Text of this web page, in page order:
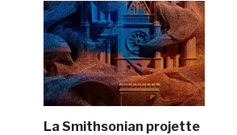
La Smithsonian projette